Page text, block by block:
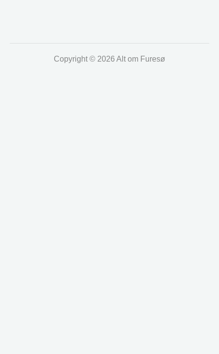
Copyright © 2026 Alt om Furesø